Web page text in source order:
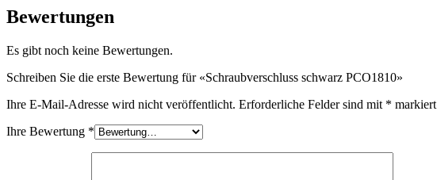
Kosmetik(292)
Lebensmittel(483)
Bewertungen
Es gibt noch keine Bewertungen.
Schreiben Sie die erste Bewertung für «Schraubverschluss schwarz PCO1810»
Ihre E-Mail-Adresse wird nicht veröffentlicht. Erforderliche Felder sind mit * markiert
Ihre Bewertung *